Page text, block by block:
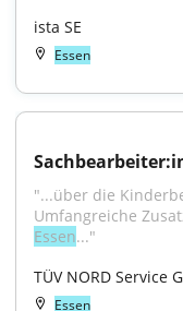
ista SE
Essen
"...über die
Essen..."
TÜV NORD Service
Essen